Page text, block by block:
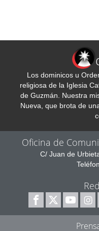
Los dominicos u
religiosa de la Iglesia
de Guzmán. Nuestra
Nueva, que brota de
Oficina de
C/ Juan de